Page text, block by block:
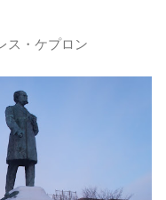
ス・ケプロン